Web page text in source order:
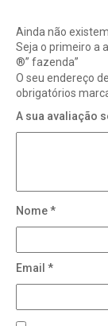
Ainda não
Seja o primeiro a
®” fazenda”
O seu endereço
obrigatórios
A sua avaliação
Nome*
Email *